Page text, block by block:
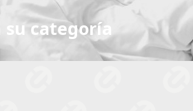
su categoría